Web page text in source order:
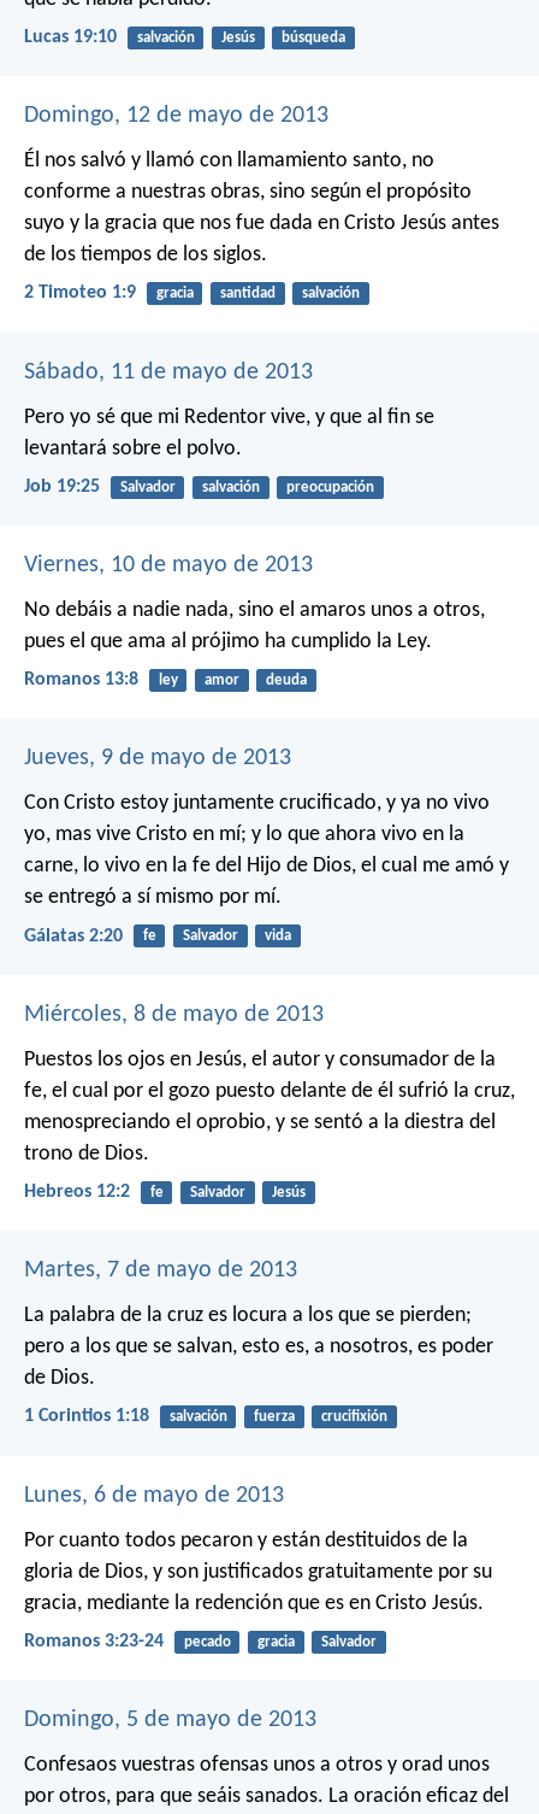
Lucas 19:10 salvación Jesús búsqueda
Domingo, 12 de mayo de 2013
Él nos salvó y llamó con llamamiento santo, no
conforme a nuestras obras, sino según el propósito
suyo y la gracia que nos fue dada en Cristo Jesús antes
de los tiempos de los siglos.
2 Timoteo 1:9 gracia santidad salvación
Sábado, 11 de mayo de 2013
Pero yo sé que mi Redentor vive, y que al fin se
levantará sobre el polvo.
Job 19:25 Salvador salvación preocupación
Viernes, 10 de mayo de 2013
No debáis a nadie nada, sino el amaros unos a otros,
pues el que ama al prójimo ha cumplido la Ley.
Romanos 13:8 ley amor deuda
Jueves, 9 de mayo de 2013
Con Cristo estoy juntamente crucificado, y ya no vivo
yo, mas vive Cristo en mí; y lo que ahora vivo en la
carne, lo vivo en la fe del Hijo de Dios, el cual me amó y
se entregó a sí mismo por mí.
Gálatas 2:20 fe Salvador vida
Miércoles, 8 de mayo de 2013
Puestos los ojos en Jesús, el autor y consumador de la
fe, el cual por el gozo puesto delante de él sufrió la cruz,
menospreciando el oprobio, y se sentó a la diestra del
trono de Dios.
Hebreos 12:2 fe Salvador Jesús
Martes, 7 de mayo de 2013
La palabra de la cruz es locura a los que se pierden;
pero a los que se salvan, esto es, a nosotros, es poder
de Dios.
1 Corintios 1:18 salvación fuerza crucifixión
Lunes, 6 de mayo de 2013
Por cuanto todos pecaron y están destituidos de la
gloria de Dios, y son justificados gratuitamente por su
gracia, mediante la redención que es en Cristo Jesús.
Romanos 3:23-24 pecado gracia Salvador
Domingo, 5 de mayo de 2013
Confesaos vuestras ofensas unos a otros y orad unos
por otros, para que seáis sanados. La oración eficaz del